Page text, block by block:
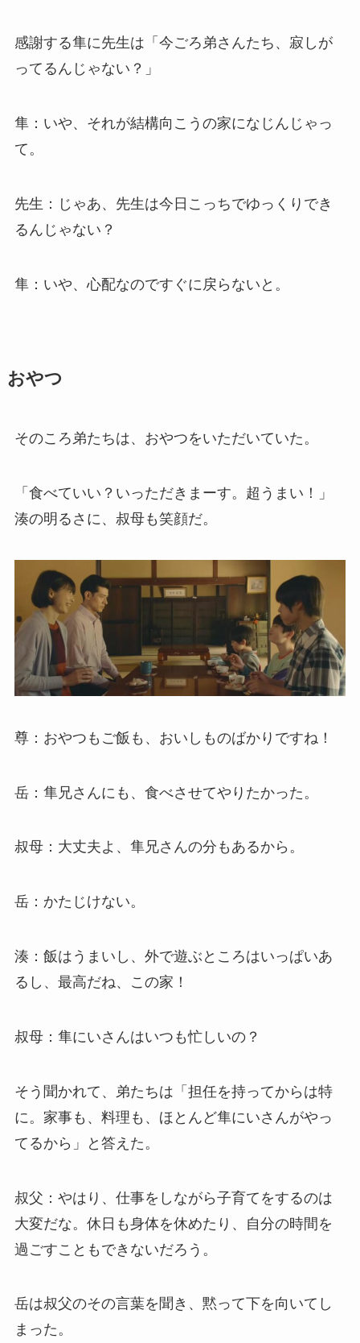
感謝する隼に先生は「今ごろ弟さんたち、寂しが
ってるんじゃない？」
隼：いや、それが結構向こうの家になじんじゃっ
て。
先生：じゃあ、先生は今日こっちでゆっくりでき
るんじゃない？
隼：いや、心配なのですぐに戻らないと。
おやつ
そのころ弟たちは、おやつをいただいていた。
「食べていい？いっただきまーす。超うまい！」
湊の明るさに、叔母も笑顔だ。
尊：おやつもご飯も、おいしものばかりですね！
岳：隼兄さんにも、食べさせてやりたかった。
叔母：大丈夫よ、隼兄さんの分もあるから。
岳：かたじけない。
湊：飯はうまいし、外で遊ぶところはいっぱいあ
るし、最高だね、この家！
叔母：隼にいさんはいつも忙しいの？
そう聞かれて、弟たちは「担任を持ってからは特
に。家事も、料理も、ほとんど隼にいさんがやっ
てるから」と答えた。
叔父：やはり、仕事をしながら子育てをするのは
大変だな。休日も身体を休めたり、自分の時間を
過ごすこともできないだろう。
岳は叔父のその言葉を聞き、黙って下を向いてし
まった。